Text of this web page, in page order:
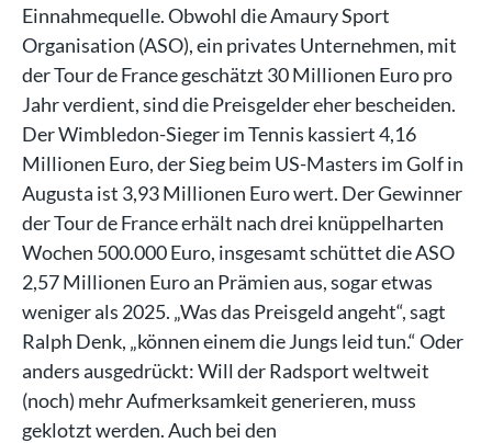
Einnahmequelle. Obwohl die Amaury Sport
Organisation (ASO), ein privates Unternehmen, mit
der Tour de France geschätzt 30 Millionen Euro pro
Jahr verdient, sind die Preisgelder eher bescheiden.
Der Wimbledon-Sieger im Tennis kassiert 4,16
Millionen Euro, der Sieg beim US-Masters im Golf in
Augusta ist 3,93 Millionen Euro wert. Der Gewinner
der Tour de France erhält nach drei knüppelharten
Wochen 500.000 Euro, insgesamt schüttet die ASO
2,57 Millionen Euro an Prämien aus, sogar etwas
weniger als 2025. „Was das Preisgeld angeht“, sagt
Ralph Denk, „können einem die Jungs leid tun.“ Oder
anders ausgedrückt: Will der Radsport weltweit
(noch) mehr Aufmerksamkeit generieren, muss
geklotzt werden. Auch bei den